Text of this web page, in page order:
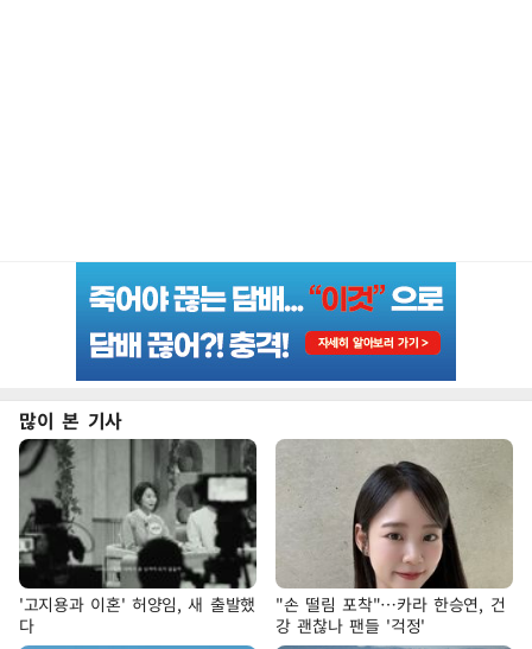
많이 본 기사
'고지용과 이혼' 허양임, 새 출발했
다
"손 떨림 포착"…카라 한승연, 건
강 괜찮나 팬들 '걱정'